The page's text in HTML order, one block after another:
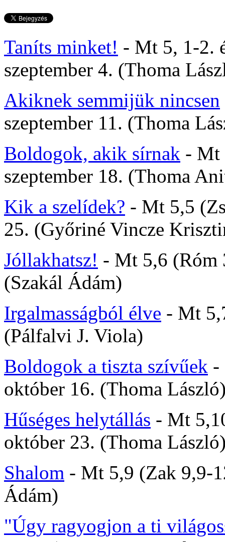
Taníts minket! - Mt 5, 1-2.
szeptember 4. (Thoma
Akiknek semmijük nincsen
szeptember 11. (Thoma
Boldogok, akik sírnak - Mt
szeptember 18. (Thoma
Kik a szelídek? - Mt 5,5
25. (Győriné Vincze
Jóllakhatsz! - Mt 5,6 (Róm
(Szakál Ádám)
Irgalmasságból élve - Mt
(Pálfalvi J. Viola)
Boldogok a tiszta szívűek -
október 16. (Thoma
Hűséges helytállás - Mt
október 23. (Thoma
Shalom - Mt 5,9 (Zak 9,9-
Ádám)
"Úgy ragyogjon a ti